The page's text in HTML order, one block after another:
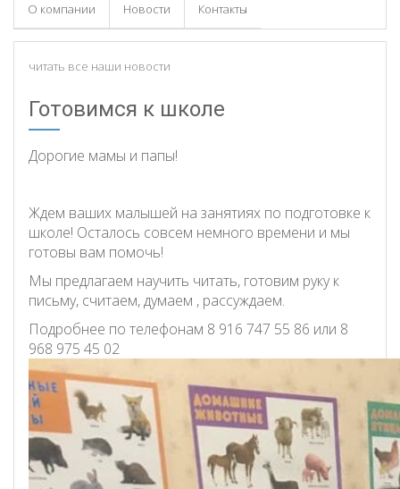
О компании Новости Контакты
читать все наши новости
Готовимся к школе
Дорогие мамы и папы!
Ждем ваших малышей на занятиях по подготовке к
школе! Осталось совсем немного времени и мы
готовы вам помочь!
Мы предлагаем научить читать, готовим руку к
письму, считаем, думаем , рассуждаем.
Подробнее по телефонам 8 916 747 55 86 или 8
968 975 45 02